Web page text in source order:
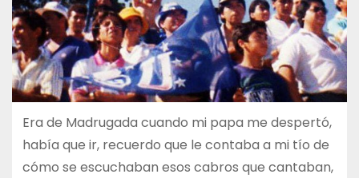
Era de Madrugada cuando mi papa me despertó,
había que ir, recuerdo que le contaba a mi tío de
cómo se escuchaban esos cabros que cantaban,